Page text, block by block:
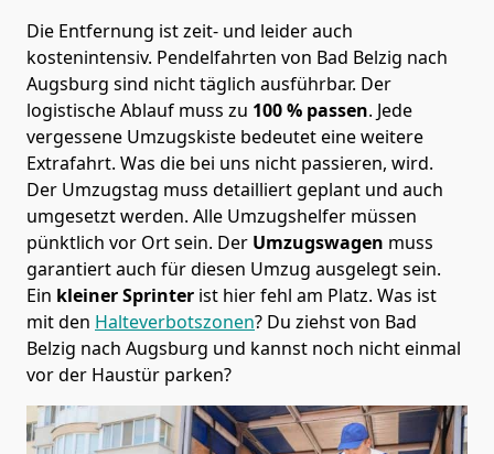
Die Entfernung ist zeit- und leider auch
kostenintensiv. Pendelfahrten von Bad Belzig nach
Augsburg sind nicht täglich ausführbar. Der
logistische Ablauf muss zu 100 % passen. Jede
vergessene Umzugskiste bedeutet eine weitere
Extrafahrt. Was die bei uns nicht passieren, wird.
Der Umzugstag muss detailliert geplant und auch
umgesetzt werden. Alle Umzugshelfer müssen
pünktlich vor Ort sein. Der Umzugswagen muss
garantiert auch für diesen Umzug ausgelegt sein.
Ein kleiner Sprinter ist hier fehl am Platz. Was ist
mit den Halteverbotszonen? Du ziehst von Bad
Belzig nach Augsburg und kannst noch nicht einmal
vor der Haustür parken?